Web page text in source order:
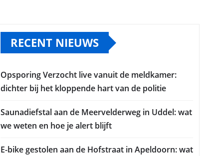
RECENT NIEUWS
Opsporing Verzocht live vanuit de meldkamer:
dichter bij het kloppende hart van de politie
Saunadiefstal aan de Meervelderweg in Uddel: wat
we weten en hoe je alert blijft
E-bike gestolen aan de Hofstraat in Apeldoorn: wat